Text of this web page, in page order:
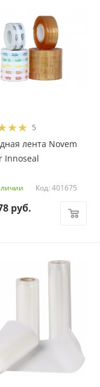
5
лента Novem
Innoseal
Код: 401675
руб.